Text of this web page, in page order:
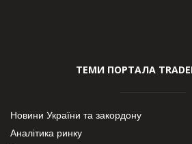
ТЕМИ ПОРТАЛА
Новини України та закордону
Аналітика ринку